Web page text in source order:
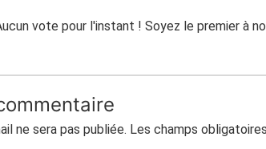
vote pour l'instant ! Soyez le premier à
ne sera pas publiée. Les champs